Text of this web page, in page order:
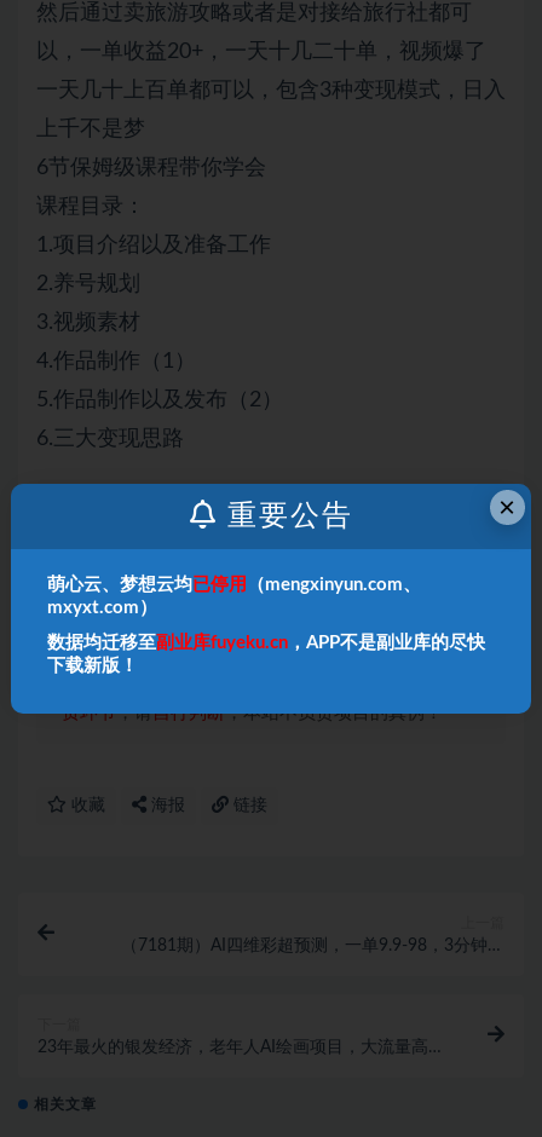
然后通过卖旅游攻略或者是对接给旅行社都可
以，一单收益20+，一天十几二十单，视频爆了
一天几十上百单都可以，包含3种变现模式，日入
上千不是梦
6节保姆级课程带你学会
课程目录：
1.项目介绍以及准备工作
2.养号规划
3.视频素材
4.作品制作（1）
5.作品制作以及发布（2）
6.三大变现思路
不承担相关法律责任！
尽快给予删除处理！
费环节，请自行判断，本站不负责项目的真伪！
收藏 海报 链接
（7181期）AI四维彩超预测，一单9.9-98，3分钟出
23年最火的银发经济，老年人AI绘画项目，大流量高转
相关文章
×
重要公告
萌心云、梦想云均 已停用
（mengxinyun.com、
mxyxt.com）
数据均迁移至副业库fuyeku.cn ，APP不是副业库的尽快
下载新版！